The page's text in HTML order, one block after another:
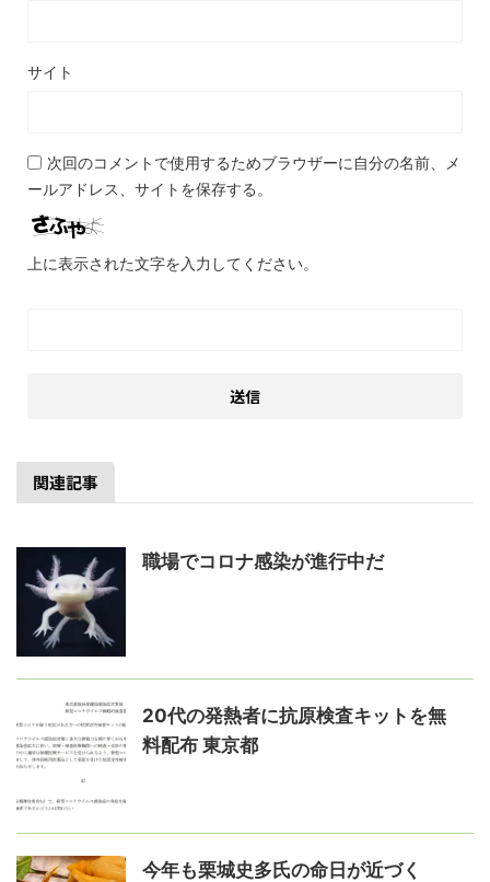
サイト
次回のコメントで使用するためブラウザーに自分の名前、メ
ールアドレス、サイトを保存する。
上に表示された文字を入力してください。
関連記事
職場でコロナ感染が進行中だ
20代の発熱者に抗原検査キットを無
料配布 東京都
今年も栗城史多氏の命日が近づく